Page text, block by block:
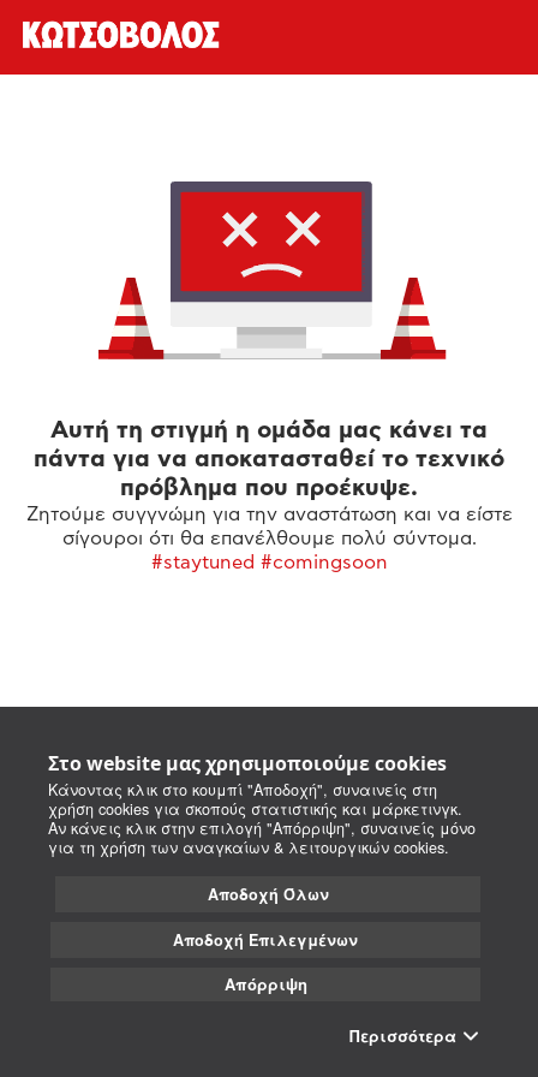
Στο website μας χρησιμοποιούμε cookies
Κάνοντας κλικ στο κουμπί "Αποδοχή", συναινείς στη
χρήση cookies για σκοπούς στατιστικής και μάρκετινγκ.
Αν κάνεις κλικ στην επιλογή "Απόρριψη", συναινείς μόνο
για τη χρήση των αναγκαίων & λειτουργικών cookies.
Αποδοχή Όλων
Αποδοχή Επιλεγμένων
Απόρριψη
Περισσότερα
Αυτή τη στιγμή η ομάδα μας κάνει τα
πάντα για να αποκατασταθεί το τεχνικό
πρόβλημα που προέκυψε.
Ζητούμε συγγνώμη για την αναστάτωση και να είστε
σίγουροι ότι θα επανέλθουμε πολύ σύντομα.
#staytuned #comingsoon